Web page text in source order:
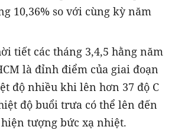
10,36% so với cùng kỳ năm
tiết các tháng 3,4,5 hằng năm
là đỉnh điểm của giai đoạn
độ nhiều khi lên hơn 37 độ C
độ buổi trưa có thể lên đến
tượng bức xạ nhiệt.